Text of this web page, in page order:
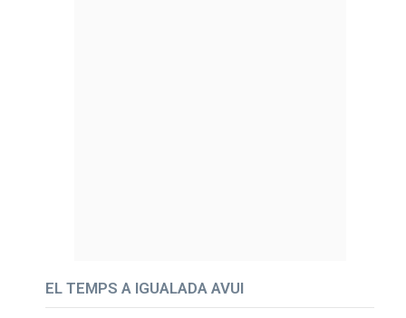
EL TEMPS A IGUALADA AVUI